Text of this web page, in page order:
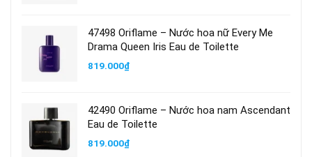
47498 Oriflame – Nước hoa nữ Every Me
Drama Queen Iris Eau de Toilette
819.000₫
42490 Oriflame – Nước hoa nam Ascendant
Eau de Toilette
819.000₫